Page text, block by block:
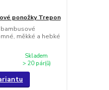
ponožky Trepon
měkké a hebké
Skladem
> 20 pár(ů)